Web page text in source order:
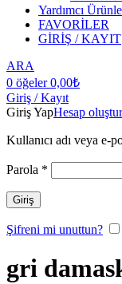
Yardımcı
FAVORİLER
GİRİŞ / KAYIT
ARA
0 öğeler 0,00₺
Giriş / Kayıt
Giriş YapHesap oluştur
Kullanıcı adı veya e-
Parola *
Giriş
Şifreni mi unuttun?
gri